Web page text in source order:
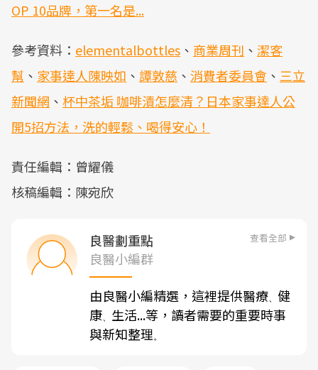
OP 10品牌，第一名是...
參考資料： elementalbottles 、 商業周刊 、 潔客
幫 、 家事達人陳映如 、 譚敦慈 、 消費者委員會 、 三立
新聞網 、 杯中茶垢 咖啡漬怎麼清？日本家事達人公
開5招方法，洗的輕鬆、喝得安心！
責任編輯：曾耀儀
核稿編輯：陳宛欣
良醫劃重點 查看全部
良醫小編群
由良醫小編精選，這裡提供醫療、 健
康、 生活...等，讀者需要的重要時事
與新知整理。